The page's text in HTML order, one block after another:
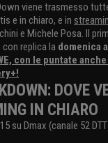
viene trasmesso
e in chiaro, e in
e Michele Posa. Il
con replica la domenica
con le puntate
DOVE
IN CHIARO
su Dmax (canale 52